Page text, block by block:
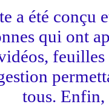
a été conçu
qui ont
feuilles
tous.